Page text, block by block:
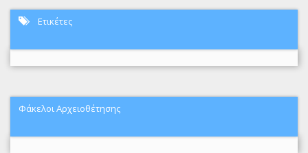
Ετικέτες
Φάκελοι Αρχειοθέτησης